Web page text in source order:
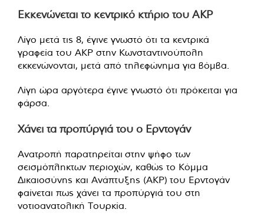
Εκκενώνεται το κεντρικό κτήριο του ΑΚΡ
Λίγο μετά τις 8, έγινε γνωστό ότι τα κεντρικά
γραφεία του ΑΚΡ στην Κωνσταντινούπολη
εκκενώνονται, μετά από τηλεφώνημα για βόμβα.
Λίγη ώρα αργότερα έγινε γνωστό ότι πρόκειται για
φάρσα.
Χάνει τα προπύργιά του ο Ερντογάν
Ανατροπή παρατηρείται στην ψήφο των
σεισμόπληκτων περιοχών, καθώς το Κόμμα
Δικαιοσύνης και Ανάπτυξης (ΑΚΡ) του Ερντογάν
φαίνεται πως χάνει τα προπύργιά του στη
νοτιοανατολική Τουρκία.